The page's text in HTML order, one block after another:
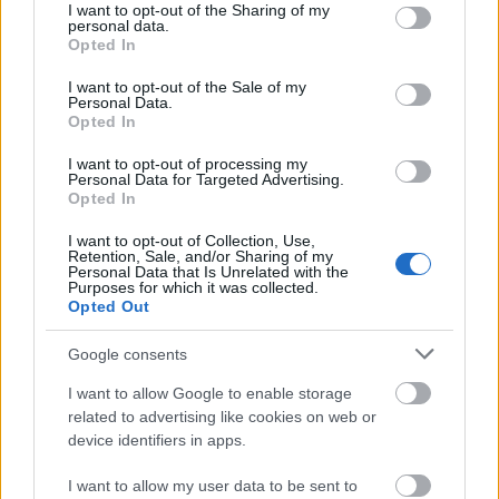
not limited to your visit or usage behaviour. You may click to
grant or deny consent to Google and its third-party tags to
use your data for below specified purposes in below Google
consent section.
I want to opt-out of the Sharing of my
personal data.
Opted In
I want to opt-out of the Sale of my
Personal Data.
Opted In
I want to opt-out of processing my
Personal Data for Targeted Advertising.
Opted In
I want to opt-out of Collection, Use,
Retention, Sale, and/or Sharing of my
Personal Data that Is Unrelated with the
Purposes for which it was collected.
Opted Out
Google consents
I want to allow Google to enable storage
related to advertising like cookies on web or
device identifiers in apps.
I want to allow my user data to be sent to
A vacsora maradékát újra álmodhatjuk egy
grillezett pulykamell szelet, majonéz, jégsaláta, és
megvan az energia egy fárasztó, munkával teli
délelőtthöz.
Tojásos pulykakolbászos
töltött bagett